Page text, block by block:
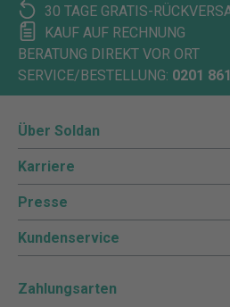
30 TAGE GRATIS-
KAUF AUF RECHNUNG
BERATUNG DIREKT VOR ORT
SERVICE/BESTELLUNG: 0201
Über Soldan
Karriere
Presse
Kundenservice
Zahlungsarten